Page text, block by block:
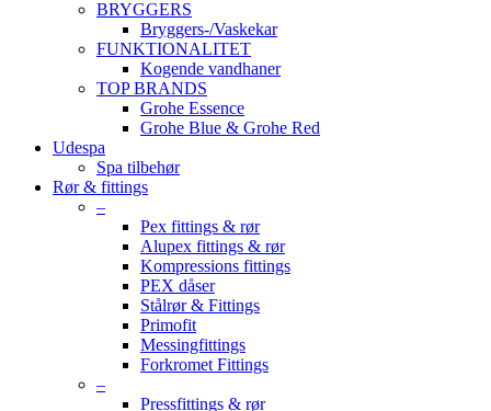
BRYGGERS
Bryggers-/Vaskekar
FUNKTIONALITET
Kogende vandhaner
TOP BRANDS
Grohe Essence
Grohe Blue & Grohe Red
Udespa
Spa tilbehør
Rør & fittings
–
Pex fittings & rør
Alupex fittings & rør
Kompressions fittings
PEX dåser
Stålrør & Fittings
Primofit
Messingfittings
Forkromet Fittings
–
Pressfittings & rør